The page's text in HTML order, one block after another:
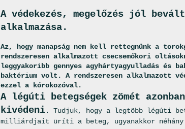
A védekezés, megelőzés jól
alkalmazása.
Az, hogy manapság nem kell rettegnünk a
rendszeresen alkalmazott csecsemőkori
leggyakoribb gennyes agyhártyagyulladás
baktérium volt. A rendszeresen alkalmazott
ezzel a kórokozóval.
A légúti betegségek zömét
kivédeni. Tudjuk, hogy a legtöbb légúti
milliárdjait üríti a beteg, ugyanakkor